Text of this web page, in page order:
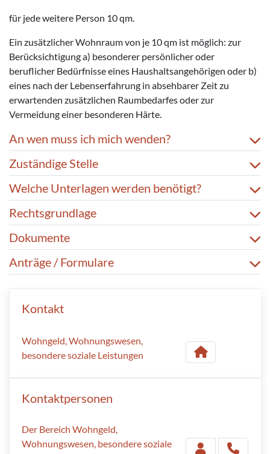
für jede weitere Person 10 qm.
Ein zusätzlicher Wohnraum von je 10 qm ist möglich: zur
Berücksichtigung a) besonderer persönlicher oder
beruflicher Bedürfnisse eines Haushaltsangehörigen oder b)
eines nach der Lebenserfahrung in absehbarer Zeit zu
erwartenden zusätzlichen Raumbedarfes oder zur
Vermeidung einer besonderen Härte.
An wen muss ich mich wenden?
Zuständige Stelle
Welche Unterlagen werden benötigt?
Rechtsgrundlage
Dokumente
Anträge / Formulare
Kontakt
Wohngeld, Wohnungswesen,
besondere soziale Leistungen
Kontaktpersonen
Der Bereich Wohngeld,
Wohnungswesen, besondere soziale